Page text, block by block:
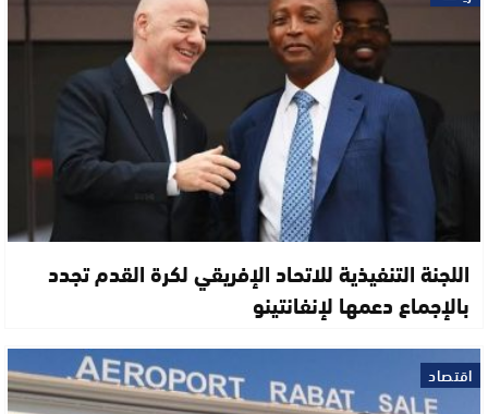
اللجنة التنفيذية للاتحاد الإفريقي لكرة القدم تجدد
بالإجماع دعمها لإنفانتينو
اقتصاد